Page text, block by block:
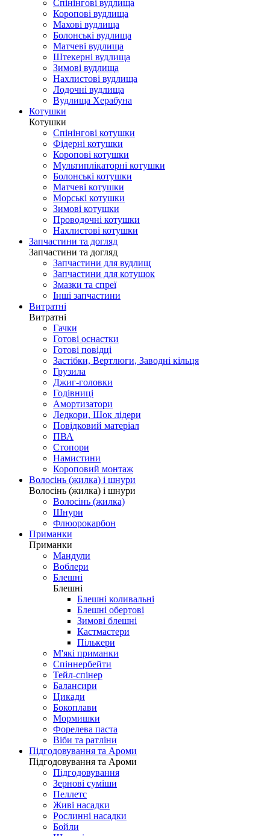
Спінінгові вудлища
Коропові вудлища
Махові вудлища
Болонські вудлища
Матчеві вудлища
Штекерні вудлища
Зимові вудлища
Нахлистові вудлища
Лодочні вудлища
Вудлища Херабуна
Котушки
Котушки
Спінінгові котушки
Фідерні котушки
Коропові котушки
Мультиплікаторні котушки
Болонські котушки
Матчеві котушки
Морські котушки
Зимові котушки
Проводочні котушки
Нахлистові котушки
Запчастини та догляд
Запчастини та догляд
Запчастини для вудлищ
Запчастини для котушок
Змазки та спреї
Інші запчастини
Витратні
Витратні
Гачки
Готові оснастки
Готові повідці
Застібки, Вертлюги, Заводні кільця
Грузила
Джиг-головки
Годівниці
Амортизатори
Ледкори, Шок лідери
Повідковий матеріал
ПВА
Стопори
Намистини
Короповий монтаж
Волосінь (жилка) і шнури
Волосінь (жилка) і шнури
Волосінь (жилка)
Шнури
Флюорокарбон
Приманки
Приманки
Мандули
Воблери
Блешні
Блешні
Блешні коливальні
Блешні обертові
Зимові блешні
Кастмастери
Пількери
М'які приманки
Спіннербейти
Тейл-спінер
Балансири
Цикади
Бокоплави
Мормишки
Форелева паста
Віби та ратліни
Підгодовування та Ароми
Підгодовування та Ароми
Підгодовування
Зернові суміши
Пеллетс
Живі насадки
Рослинні насадки
Бойли